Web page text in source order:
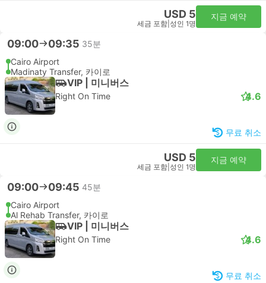
USD 5
세금 포함 성인 1명
지금 예약
09:00 09:35 35분
Cairo Airport
Madinaty Transfer, 카이로
VIP | 미니버스
Right On Time 4.6
무료 취소
USD 5
세금 포함 성인 1명
지금 예약
09:00 09:45 45분
Cairo Airport
Al Rehab Transfer, 카이로
VIP | 미니버스
Right On Time 4.6
무료 취소